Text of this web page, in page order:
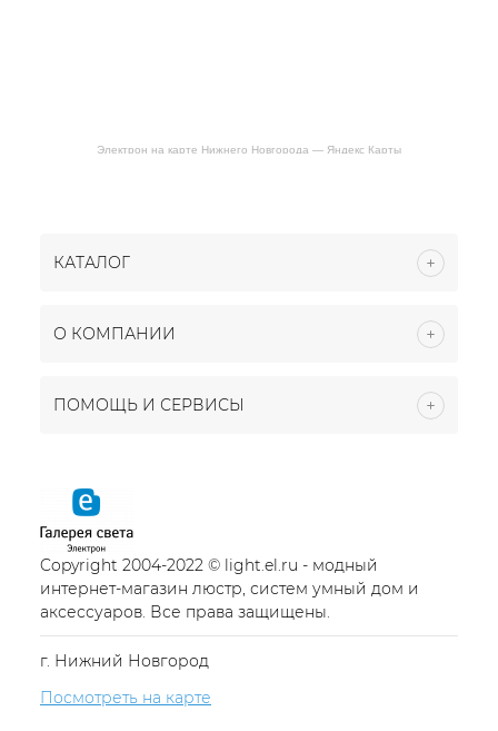
Электрон на карте Нижнего Новгорода — Яндекс Карты
КАТАЛОГ
О КОМПАНИИ
ПОМОЩЬ И СЕРВИСЫ
Copyright 2004-2022 © light.el.ru - модный
интернет-магазин люстр, систем умный дом и
аксессуаров. Все права защищены.
г. Нижний Новгород
Посмотреть на карте